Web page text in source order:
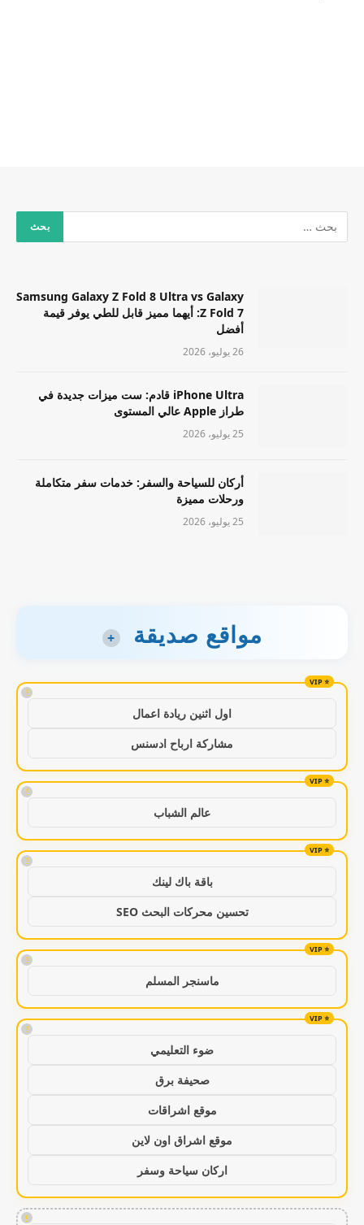
Samsung Galaxy Z Fold 8 Ultra vs Galaxy
Z Fold 7: أيهما مميز قابل للطي يوفر قيمة
أفضل
26 يوليو، 2026
iPhone Ultra قادم: ست ميزات جديدة في
طراز Apple عالي المستوى
25 يوليو، 2026
أركان للسياحة والسفر: خدمات سفر متكاملة
ورحلات مميزة
25 يوليو، 2026
مواقع صديقة +
!
اول اثنين ريادة اعمال
مشاركة ارباح ادسنس
!
عالم الشباب
!
باقة باك لينك
تحسين محركات البحث SEO
!
ماسنجر المسلم
!
ضوء التعليمي
صحيفة برق
موقع اشراقات
موقع اشراق اون لاين
اركان سياحة وسفر
!